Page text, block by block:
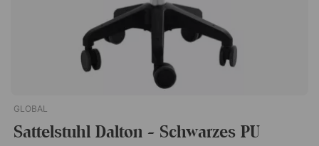
GLOBAL
Sattelstuhl Dalton - Schwarzes PU